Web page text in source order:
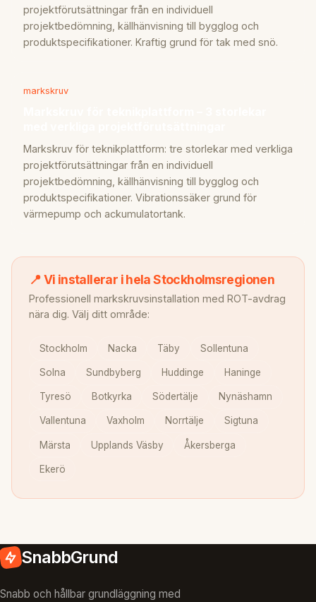
projektförutsättningar från en individuell
projektbedömning, källhänvisning till bygglog och
produktspecifikationer. Kraftig grund för tak med snö.
markskruv
Markskruv för teknikplattform: tre storlekar med verkliga
projektförutsättningar från en individuell
projektbedömning, källhänvisning till bygglog och
produktspecifikationer. Vibrationssäker grund för
värmepump och ackumulatortank.
📍 Vi installerar i hela Stockholmsregionen
Professionell markskruvsinstallation med ROT-avdrag
nära dig. Välj ditt område:
Stockholm Nacka Täby Sollentuna
Solna Sundbyberg Huddinge Haninge
Tyresö Botkyrka Södertälje Nynäshamn
Vallentuna Vaxholm Norrtälje Sigtuna
Märsta Upplands Väsby Åkersberga
Ekerö
SnabbGrund
Snabb och hållbar grundläggning med